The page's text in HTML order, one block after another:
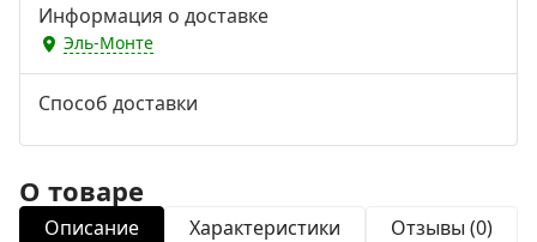
Информация о доставке
Эль-Монте
Способ доставки
О товаре
Описание Характеристики Отзывы (0)